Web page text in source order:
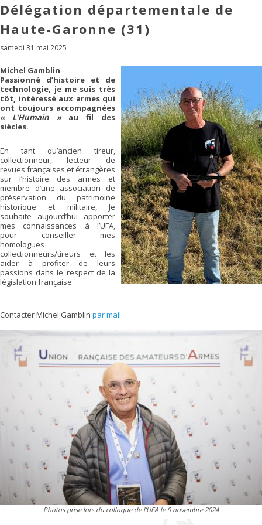
Délégation départementale de
Haute-Garonne (31)
samedi 31 mai 2025
Michel Gamblin
Passionné d’histoire et de
technologie, je me suis très
tôt, intéressé aux armes qui
ont toujours accompagnées
« L’Humain »au fil des
siècles.
En tant qu’ancien tireur,
collectionneur, lecteur de
revues françaises et étrangères
sur l’histoire des armes et
membre d’une association de
préservation du patrimoine
historique et militaire, Je
souhaite aujourd’hui apporter
mes connaissances à l’UFA
pour conseiller mes
homologues
collectionneurs/tireurs et les
aider à profiter de leurs
passions dans le respect de la
législation française.
Contacter Michel Gamblin par mail
Photos prise lors du colloque de l’UFA le 9 novembre 2024